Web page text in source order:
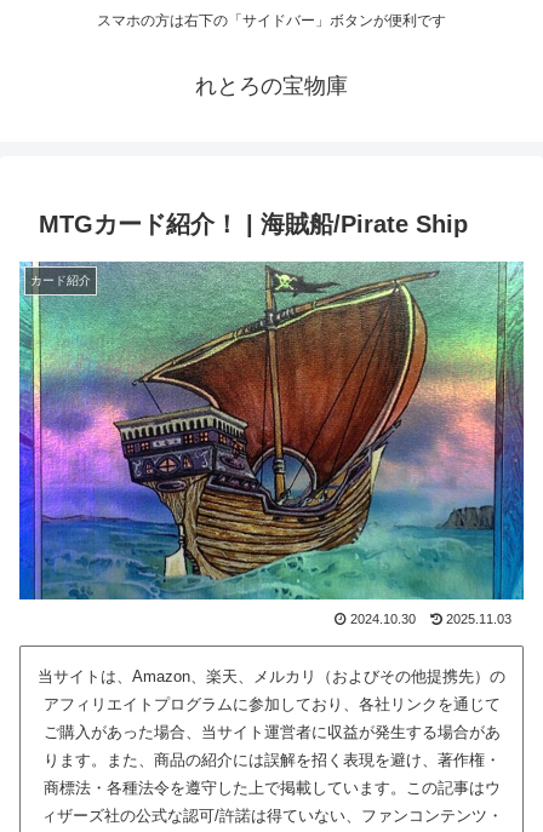
スマホの方は右下の「サイドバー」ボタンが便利です
れとろの宝物庫
MTGカード紹介！ | 海賊船/Pirate Ship
カード紹介
2024.10.30 2025.11.03
当サイトは、Amazon、楽天、メルカリ（およびその他提携先）の
アフィリエイトプログラムに参加しており、各社リンクを通じて
ご購入があった場合、当サイト運営者に収益が発生する場合があ
ります。また、商品の紹介には誤解を招く表現を避け、著作権・
商標法・各種法令を遵守した上で掲載しています。この記事はウ
ィザーズ社の公式な認可/許諾は得ていない、ファンコンテンツ・